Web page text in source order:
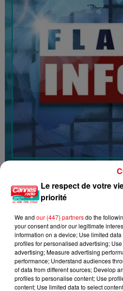
Le respect de votre
priorité
We and our (447) partnersdo the
your consent and/or our legitimate
information on a device; Use limited
profiles for personalised advertising;
advertising; Measure advertising
performance; Understand audiences
of data from different sources; Develop
profiles to personalise content; Use
content; Use limited data to select